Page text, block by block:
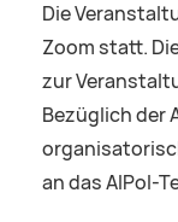
Die
Zoom statt.
zur
Bezüglich der
an das AIPol-